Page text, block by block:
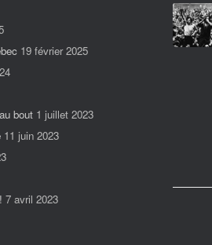
19 février 2025
bout 1 juillet 2023
11 juin 2023
7 avril 2023